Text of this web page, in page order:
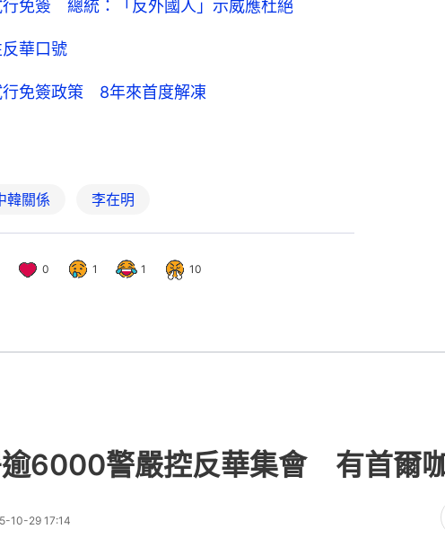
免簽 總統：「反外國人」示威應杜絕
華口號
行免簽政策 8年來首度解凍
韓關係 李在明
0 1 1 10
6000警嚴控反華集會 有首爾
10-29 17:14